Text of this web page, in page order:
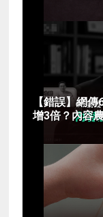
【錯誤】網
增3倍？內容